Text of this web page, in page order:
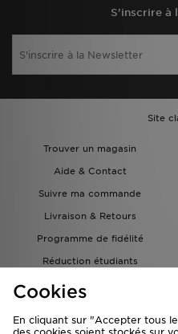
S'inscrire à
Site
Trouver un magasin
Aide & Contact
Suivre ma commande
Livraison & Retours
Programme de fidélité
Réduction étudiants
Carte Cadeau
Cookies
En cliquant sur "Accepter tous